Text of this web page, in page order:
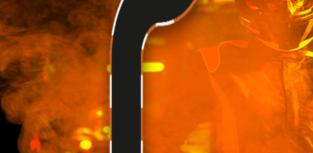
Możliwości
Duży taras z grilem
Sala szkoleniowa
Przestronne bistro
Catering
Personalizowane puchary
Napoje i przekąski